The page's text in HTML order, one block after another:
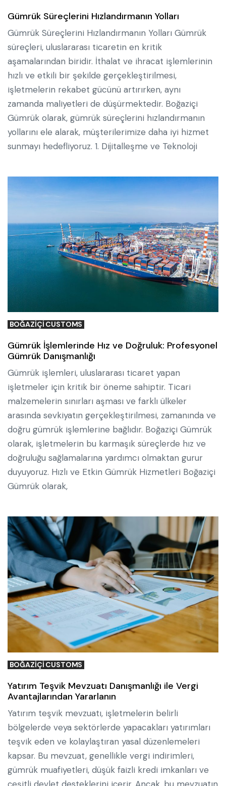
Gümrük Süreçlerini Hızlandırmanın Yolları
Gümrük Süreçlerini Hızlandırmanın Yolları Gümrük
süreçleri, uluslararası ticaretin en kritik
aşamalarından biridir. İthalat ve ihracat işlemlerinin
hızlı ve etkili bir şekilde gerçekleştirilmesi,
işletmelerin rekabet gücünü artırırken, aynı
zamanda maliyetleri de düşürmektedir. Boğaziçi
Gümrük olarak, gümrük süreçlerini hızlandırmanın
yollarını ele alarak, müşterilerimize daha iyi hizmet
sunmayı hedefliyoruz. 1. Dijitalleşme ve Teknoloji
BOĞAZIÇI CUSTOMS
Gümrük İşlemlerinde Hız ve Doğruluk: Profesyonel
Gümrük Danışmanlığı
Gümrük işlemleri, uluslararası ticaret yapan
işletmeler için kritik bir öneme sahiptir. Ticari
malzemelerin sınırları aşması ve farklı ülkeler
arasında sevkiyatın gerçekleştirilmesi, zamanında ve
doğru gümrük işlemlerine bağlıdır. Boğaziçi Gümrük
olarak, işletmelerin bu karmaşık süreçlerde hız ve
doğruluğu sağlamalarına yardımcı olmaktan gurur
duyuyoruz. Hızlı ve Etkin Gümrük Hizmetleri Boğaziçi
Gümrük olarak,
BOĞAZIÇI CUSTOMS
Yatırım Teşvik Mevzuatı Danışmanlığı ile Vergi
Avantajlarından Yararlanın
Yatırım teşvik mevzuatı, işletmelerin belirli
bölgelerde veya sektörlerde yapacakları yatırımları
teşvik eden ve kolaylaştıran yasal düzenlemeleri
kapsar. Bu mevzuat, genellikle vergi indirimleri,
gümrük muafiyetleri, düşük faizli kredi imkanları ve